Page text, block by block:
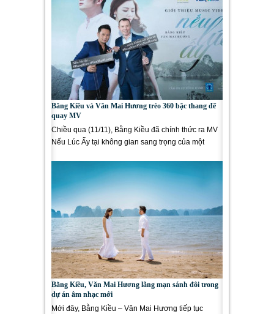
Bằng Kiều và Văn Mai Hương trèo 360 bậc thang để
quay MV
Chiều qua (11/11), Bằng Kiều đã chính thức ra MV
Nếu Lúc Ấy tại không gian sang trọng của một
Bằng Kiều, Văn Mai Hương lãng mạn sánh đôi trong
dự án âm nhạc mới
Mới đây, Bằng Kiều – Văn Mai Hương tiếp tục